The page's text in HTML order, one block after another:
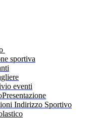
sportiva
eventi
Indirizzo Sportivo